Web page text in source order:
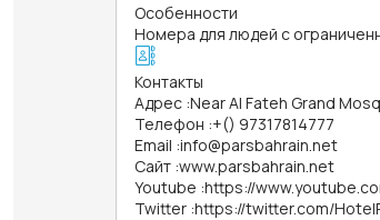
Особенности
Номера для людей с
Контакты
Адрес :Near Al Fateh Grand
Телефон :+() 97317814777
Email :info@parsbahrain.net
Сайт :www.parsbahrain.net
Youtube :https://
Twitter :https://twitter.com/